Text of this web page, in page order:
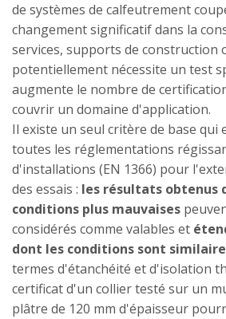
de systèmes de calfeutrement
changement significatif dans la
services, supports de construction
potentiellement nécessite un test
augmente le nombre de
couvrir un domaine d'application.
Il existe un seul critère de base qui
toutes les réglementations
d'installations (EN 1366) pour
des essais : les résultats obtenus
conditions plus mauvaises
considérés comme valables et
dont les conditions sont
termes d'étanchéité et d'isolation
certificat d'un collier testé sur un
plâtre de 120 mm d'épaisseur